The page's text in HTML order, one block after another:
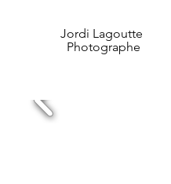
​Jordi Lagoutte
Photographe